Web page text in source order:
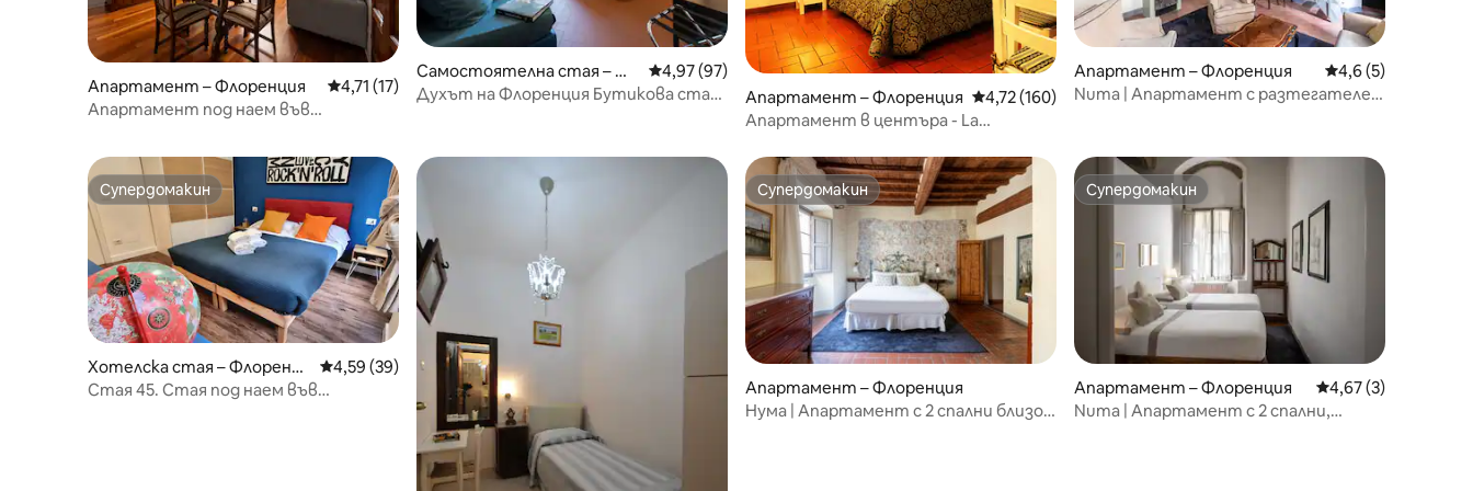
Апартамент – Флоренция Средна оценка: 4,71 от 5, 17 отзива
4,71 (17)
Апартамент под наем във
Самостоятелна стая – Фл
оренция
Средна оценка: 4,97 от 5, 97 отзива
4,97 (97)
Духът на Флоренция Бутикова стая
Апартамент – Флоренция Средна оценка: 4,72 от 5, 160 отзива
4,72 (160)
Апартамент в центъра - La
Апартамент – Флоренция Средна оценка:
4,6 (5)
Numa | Апартамент с разтегателен
Супердомакин
Супердомакин
Хотелска стая – Флоренци
я
Средна оценка: 4,59 от 5, 39 отзива
4,59 (39)
Стая 45. Стая под наем във
Супердомакин
Супердомакин
Апартамент – Флоренция
Нума | Апартамент с 2 спални близо
Супердомакин
Супердомакин
Апартамент – Флоренция Средна оценка:
4,67 (3)
Numa | Апартамент с 2 спални,